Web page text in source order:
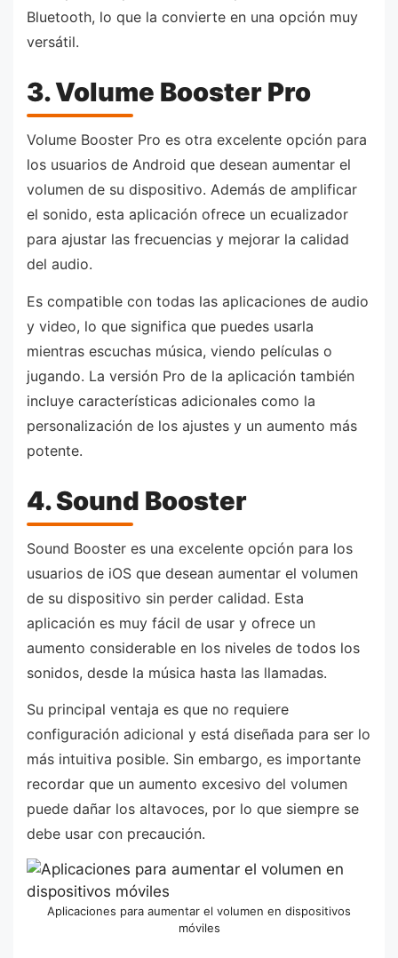
Bluetooth, lo que la convierte en una opción muy
versátil.
3. Volume Booster Pro
Volume Booster Pro es otra excelente opción para
los usuarios de Android que desean aumentar el
volumen de su dispositivo. Además de amplificar
el sonido, esta aplicación ofrece un ecualizador
para ajustar las frecuencias y mejorar la calidad
del audio.
Es compatible con todas las aplicaciones de audio
y video, lo que significa que puedes usarla
mientras escuchas música, viendo películas o
jugando. La versión Pro de la aplicación también
incluye características adicionales como la
personalización de los ajustes y un aumento más
potente.
4. Sound Booster
Sound Booster es una excelente opción para los
usuarios de iOS que desean aumentar el volumen
de su dispositivo sin perder calidad. Esta
aplicación es muy fácil de usar y ofrece un
aumento considerable en los niveles de todos los
sonidos, desde la música hasta las llamadas.
Su principal ventaja es que no requiere
configuración adicional y está diseñada para ser lo
más intuitiva posible. Sin embargo, es importante
recordar que un aumento excesivo del volumen
puede dañar los altavoces, por lo que siempre se
debe usar con precaución.
Aplicaciones para aumentar el volumen en dispositivos
móviles